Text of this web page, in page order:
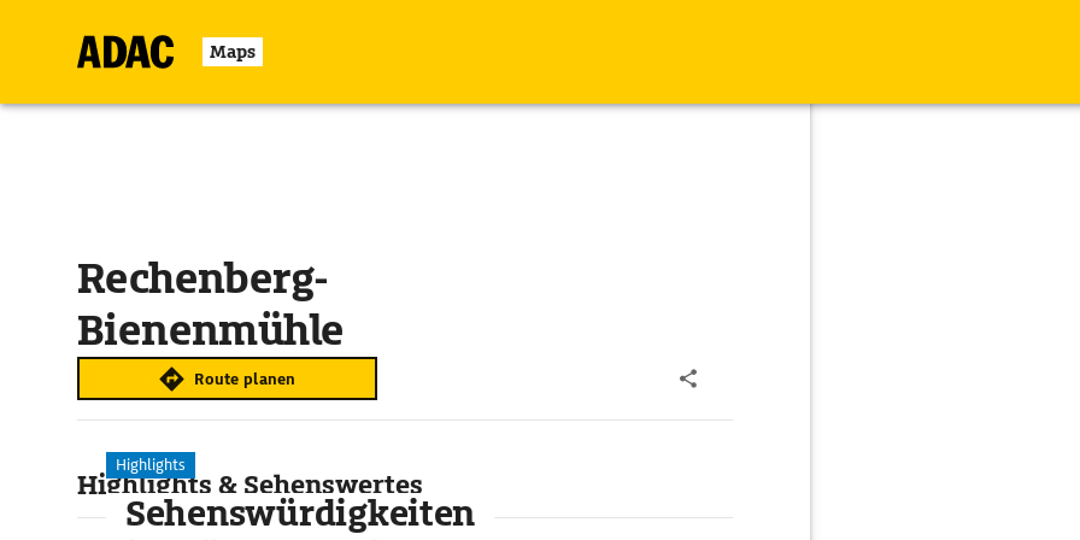
Maps
Rechenberg-
Bienenmühle
Route planen
Highlights & Sehenswertes
Highlights
Sehenswürdigkeiten